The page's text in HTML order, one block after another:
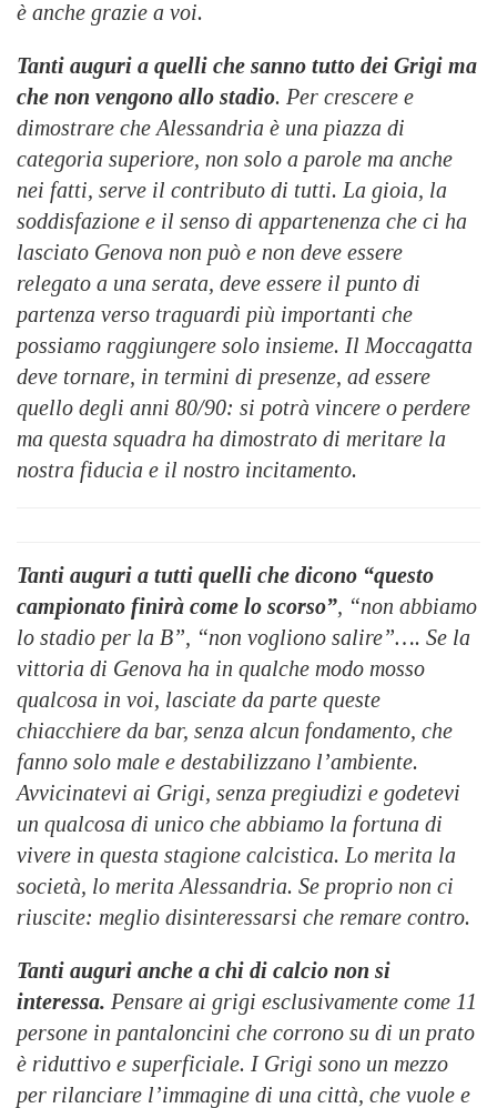
è anche grazie a voi.
Tanti auguri a quelli che sanno tutto dei Grigi ma
che non vengono allo stadio. Per crescere e
dimostrare che Alessandria è una piazza di
categoria superiore, non solo a parole ma anche
nei fatti, serve il contributo di tutti. La gioia, la
soddisfazione e il senso di appartenenza che ci ha
lasciato Genova non può e non deve essere
relegato a una serata, deve essere il punto di
partenza verso traguardi più importanti che
possiamo raggiungere solo insieme. Il Moccagatta
deve tornare, in termini di presenze, ad essere
quello degli anni 80/90: si potrà vincere o perdere
ma questa squadra ha dimostrato di meritare la
nostra fiducia e il nostro incitamento.
Tanti auguri a tutti quelli che dicono “questo
campionato finirà come lo scorso”, “non abbiamo
lo stadio per la B”, “non vogliono salire”…. Se la
vittoria di Genova ha in qualche modo mosso
qualcosa in voi, lasciate da parte queste
chiacchiere da bar, senza alcun fondamento, che
fanno solo male e destabilizzano l’ambiente.
Avvicinatevi ai Grigi, senza pregiudizi e godetevi
un qualcosa di unico che abbiamo la fortuna di
vivere in questa stagione calcistica. Lo merita la
società, lo merita Alessandria. Se proprio non ci
riuscite: meglio disinteressarsi che remare contro.
Tanti auguri anche a chi di calcio non si
interessa. Pensare ai grigi esclusivamente come 11
persone in pantaloncini che corrono su di un prato
è riduttivo e superficiale. I Grigi sono un mezzo
per rilanciare l’immagine di una città, che vuole e